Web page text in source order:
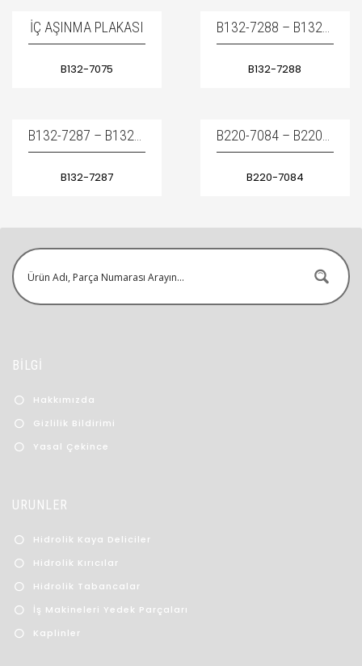
İÇ AŞINMA PLAKASI
B132-7075 B132-7288
B132-7287 B220-7084
BİLGİ
Hakkımızda
Gizlilik Bildirimi
Yasal Çekince
ÜRÜNLER
Hidrolik Kaya Deliciler
Hidrolik Kırıcılar
Hidrolik Tabancalar
İş Makineleri Yedek Parçaları
Kaplinler